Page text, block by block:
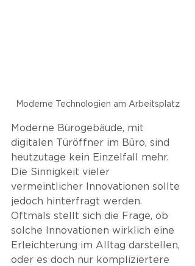
Moderne Technologien am Arbeitsplatz
Moderne Bürogebäude, mit
digitalen Türöffner im Büro, sind
heutzutage kein Einzelfall mehr.
Die Sinnigkeit vieler
vermeintlicher Innovationen sollte
jedoch hinterfragt werden.
Oftmals stellt sich die Frage, ob
solche Innovationen wirklich eine
Erleichterung im Alltag darstellen,
oder es doch nur kompliziertere